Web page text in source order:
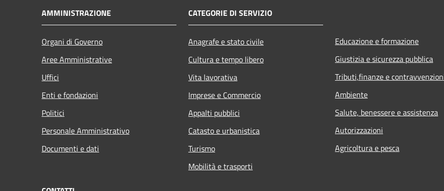
AMMINISTRAZIONE
Organi di Governo
Aree Amministrative
Uffici
Enti e fondazioni
Politici
Personale Amministrativo
Documenti e dati
CATEGORIE DI SERVIZIO
Anagrafe e stato civile
Cultura e tempo libero
Vita lavorativa
Imprese e Commercio
Appalti pubblici
Catasto e urbanistica
Turismo
Mobilità e trasporti
Educazione e formazione
Giustizia e sicurezza pubblica
Tributi,finanze e
Ambiente
Salute, benessere e assistenza
Autorizzazioni
Agricoltura e pesca